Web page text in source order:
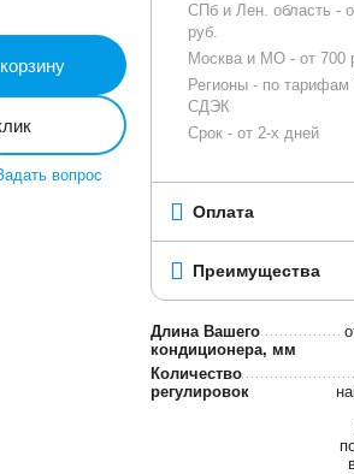
вопрос
СПб и Лен. область -
руб.
Москва и МО - от 700
Регионы - по
СДЭК
Срок - от 2-х дней
Оплата
Преимущества
Длина Вашего
кондиционера, мм
Количество
регулировок